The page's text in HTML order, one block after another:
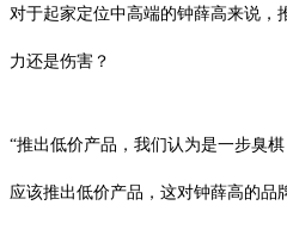
对于起家定位中高端的钟薛高来说，
力还是伤害？
“推出低价产品，我们认为是一步臭
应该推出低价产品，这对钟薛高的品